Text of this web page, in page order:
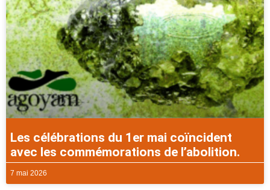
Les célébrations du 1er mai coïncident
avec les commémorations de l’abolition.
7 mai 2026